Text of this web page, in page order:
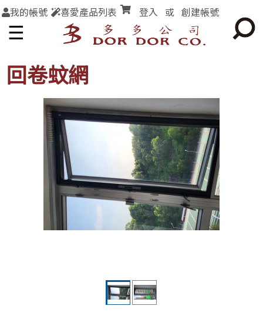
我的帳號 喜愛產品列表 登入 或 創建帳號
☰
回卷蚊網